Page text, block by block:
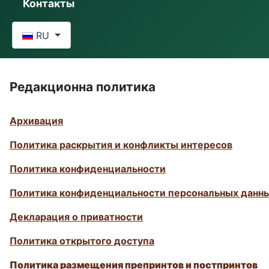
Контакты
RU
Редакционна политика
Архивация
Политика раскрытия и конфликты интересов
Политика конфиденциальности
Политика конфиденциальности персональных
Декларация о приватности
Политика открытого доступа
Политика размещения препринтов и постпринтов